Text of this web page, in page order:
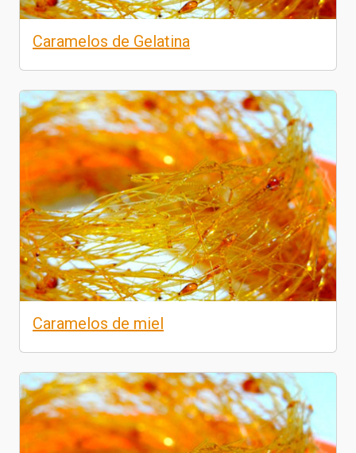
Caramelos de Gelatina
Caramelos de miel